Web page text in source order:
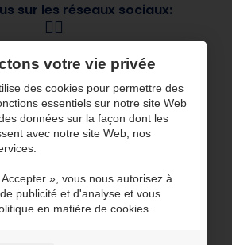
sur les réseaux sociaux:
Navigation
Nos marques
Contact
votre vie privée
des cookies pour permettre des
essentiels sur notre site Web
données sur la façon dont les
avec notre site Web, nos
», vous nous autorisez à
publicité et d'analyse et vous
en matière de cookies.